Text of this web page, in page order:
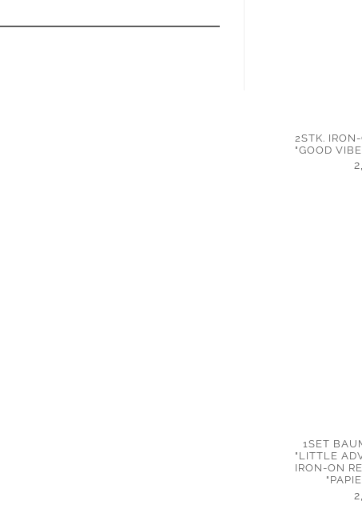
2STK.
"GOOD
1SET
"LITTLE
IRON-ON